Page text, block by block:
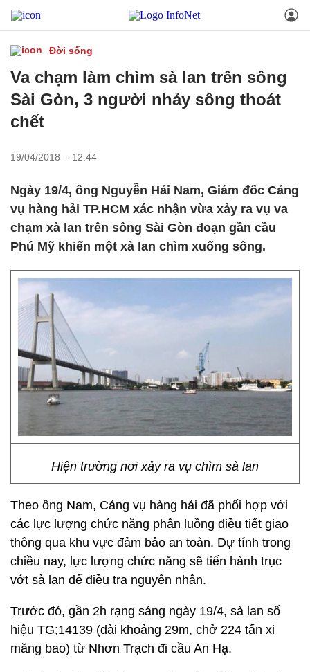
Đời sống
Va chạm làm chìm sà lan trên sông
Sài Gòn, 3 người nhảy sông thoát
chết
19/04/2018 - 12:44
Ngày 19/4, ông Nguyễn Hải Nam, Giám đốc Cảng
vụ hàng hải TP.HCM xác nhận vừa xảy ra vụ va
chạm xà lan trên sông Sài Gòn đoạn gần cầu
Phú Mỹ khiến một xà lan chìm xuống sông.
Hiện trường nơi xảy ra vụ chìm sà lan
Theo ông Nam, Cảng vụ hàng hải đã phối hợp với
các lực lượng chức năng phân luồng điều tiết giao
thông qua khu vực đảm bảo an toàn. Dự tính trong
chiều nay, lực lượng chức năng sẽ tiến hành trục
vớt sà lan để điều tra nguyên nhân.
Trước đó, gần 2h rạng sáng ngày 19/4, sà lan số
hiệu TG;14139 (dài khoảng 29m, chở 224 tấn xi
măng bao) từ Nhơn Trạch đi cầu An Hạ.